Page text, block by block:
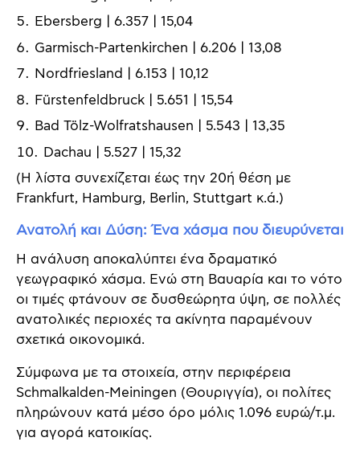
Ebersberg | 6.357 | 15,04
Garmisch-Partenkirchen | 6.206 | 13,08
Nordfriesland | 6.153 | 10,12
Fürstenfeldbruck | 5.651 | 15,54
Bad Tölz-Wolfratshausen | 5.543 | 13,35
Dachau | 5.527 | 15,32
(Η λίστα συνεχίζεται έως την 20ή θέση με
Frankfurt, Hamburg, Berlin, Stuttgart κ.ά.)
Ανατολή και Δύση: Ένα χάσμα που διευρύνεται
Η ανάλυση αποκαλύπτει ένα δραματικό
γεωγραφικό χάσμα. Ενώ στη Βαυαρία και το νότο
οι τιμές φτάνουν σε δυσθεώρητα ύψη, σε πολλές
ανατολικές περιοχές τα ακίνητα παραμένουν
σχετικά οικονομικά.
Σύμφωνα με τα στοιχεία, στην περιφέρεια
Schmalkalden-Meiningen (Θουριγγία), οι πολίτες
πληρώνουν κατά μέσο όρο μόλις 1.096 ευρώ/τ.μ.
για αγορά κατοικίας.